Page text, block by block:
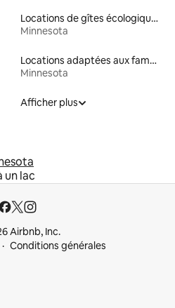
Locations de gîtes écologiques
Minnesota
Locations adaptées aux familles
Minnesota
Afficher plus
un lac
Airbnb, Inc.
Conditions générales